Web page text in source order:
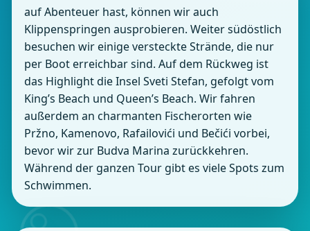
auf Abenteuer hast, können wir auch
Klippenspringen ausprobieren. Weiter südöstlich
besuchen wir einige versteckte Strände, die nur
per Boot erreichbar sind. Auf dem Rückweg ist
das Highlight die Insel Sveti Stefan, gefolgt vom
King’s Beach und Queen’s Beach. Wir fahren
außerdem an charmanten Fischerorten wie
Pržno, Kamenovo, Rafailovići und Bečići vorbei,
bevor wir zur Budva Marina zurückkehren.
Während der ganzen Tour gibt es viele Spots zum
Schwimmen.